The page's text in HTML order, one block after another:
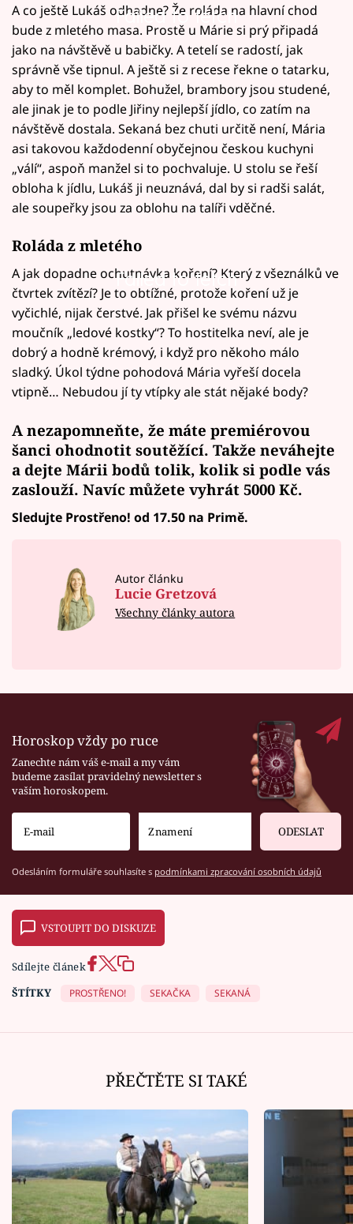
Failed to fetch
A co ještě Lukáš odhadne? Že roláda na hlavní chod
bude z mletého masa. Prostě u Márie si prý připadá
jako na návštěvě u babičky. A tetelí se radostí, jak
správně vše tipnul. A ještě si z recese řekne o tatarku,
aby to měl komplet. Bohužel, brambory jsou studené,
ale jinak je to podle Jiřiny nejlepší jídlo, co zatím na
návštěvě dostala. Sekaná bez chuti určitě není, Mária
asi takovou každodenní obyčejnou českou kuchyni
„válí“, aspoň manžel si to pochvaluje. U stolu se řeší
obloha k jídlu, Lukáš ji neuznává, dal by si radši salát,
ale soupeřky jsou za oblohu na talíři vděčné.
Roláda z mletého
Failed to fetch
A jak dopadne ochutnávka koření? Který z všeználků ve
čtvrtek zvítězí? Je to obtížné, protože koření už je
vyčichlé, nijak čerstvé. Jak přišel ke svému názvu
moučník „ledové kostky“? To hostitelka neví, ale je
dobrý a hodně krémový, i když pro někoho málo
sladký. Úkol týdne pohodová Mária vyřeší docela
vtipně… Nebudou jí ty vtípky ale stát nějaké body?
A nezapomneňte, že máte premiérovou
šanci ohodnotit soutěžící. Takže neváhejte
a dejte Márii bodů tolik, kolik si podle vás
zaslouží. Navíc můžete vyhrát 5000 Kč.
Sledujte Prostřeno! od 17.50 na Primě.
Autor článku
Lucie Gretzová
Všechny články autora
Horoskop vždy po ruce
Zanechte nám váš e-mail a my vám
budeme zasílat pravidelný newsletter s
vaším horoskopem.
ODESLAT
Odesláním formuláře souhlasíte s podmínkami zpracování osobních údajů
VSTOUPIT DO DISKUZE
Sdílejte článek
ŠTÍTKY
PROSTŘENO! SEKAČKA SEKANÁ
PŘEČTĚTE SI TAKÉ